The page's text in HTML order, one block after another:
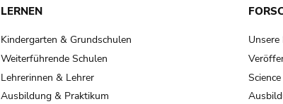
LERNEN
Kindergarten & Grundschulen
Weiterführende Schulen
Lehrerinnen & Lehrer
Ausbildung & Praktikum